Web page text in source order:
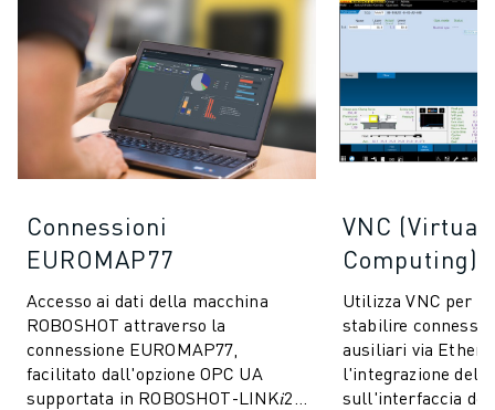
Connessioni
EUROMAP77
Accesso ai dati della macchina
ROBOSHOT attraverso la
connessione EUROMAP77,
facilitato dall'opzione OPC UA
supportata in ROBOSHOT-LINK𝑖2.
VNC
Computing)
Utilizza VNC per
stabilire
ausiliari via
l'integrazione
sull'interfaccia del